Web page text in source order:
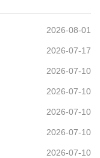
2026-08-01
2026-07-17
2026-07-10
2026-07-10
2026-07-10
2026-07-10
2026-07-10